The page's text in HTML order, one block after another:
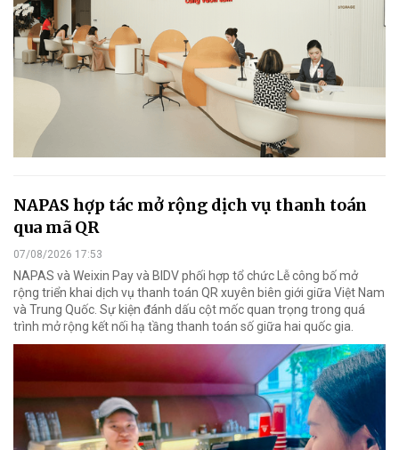
NAPAS hợp tác mở rộng dịch vụ thanh toán
qua mã QR
07/08/2026 17:53
NAPAS và Weixin Pay và BIDV phối hợp tổ chức Lễ công bố mở
rộng triển khai dịch vụ thanh toán QR xuyên biên giới giữa Việt Nam
và Trung Quốc. Sự kiện đánh dấu cột mốc quan trọng trong quá
trình mở rộng kết nối hạ tầng thanh toán số giữa hai quốc gia.